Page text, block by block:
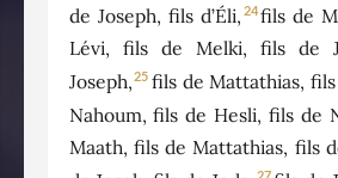
de Joseph, fils d’Éli, 24fils de
Lévi, fils de Melki, fils de
Joseph,25 fils de Mattathias, fils
Nahoum, fils de Hesli, fils de
Maath, fils de Mattathias, fils